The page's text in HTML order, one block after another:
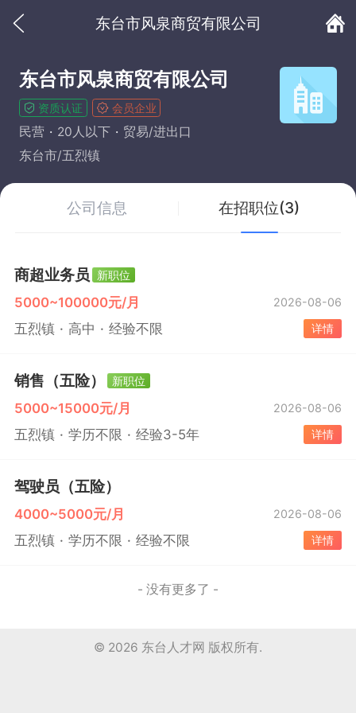
东台市风泉商贸有限公司
东台市风泉商贸有限公司
资质认证 会员企业
民营 20人以下
贸易/进出口
东台市/五烈镇
公司信息 在招职位(3)
商超业务员 新职位
5000~100000元/月 2026-08-06
五烈镇 高中 经验不限 详情
销售（五险） 新职位
5000~15000元/月 2026-08-06
五烈镇 学历不限 经验3-5年 详情
驾驶员（五险）
4000~5000元/月 2026-08-06
五烈镇 学历不限 经验不限 详情
- 没有更多了 -
© 2026 东台人才网 版权所有.